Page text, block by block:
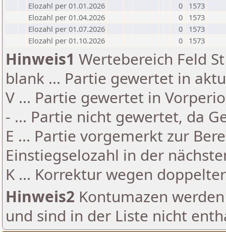
Elozahl per 01.01.2026
0
1573
Elozahl per 01.04.2026
0
1573
Elozahl per 01.07.2026
0
1573
Elozahl per 01.10.2026
0 1573
Hinweis1 Wertebereich Feld
blank ... Partie gewertet in
V ... Partie gewertet in
- ... Partie nicht gewertet, da
E ... Partie vorgemerkt zur
Einstiegselozahl in der
K ... Korrektur wegen
Hinweis2 Kontumazen
und sind in der Liste nicht